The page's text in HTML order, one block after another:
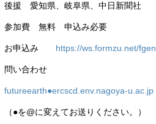
後援 愛知県、岐阜県、中日新聞社
参加費 無料 申込み必要
お申込み https://ws.formzu.net/
問い合わせ
futureearth●ercscd.env.nagoya-u.ac.jp
（●を@に変えてお送りください。）